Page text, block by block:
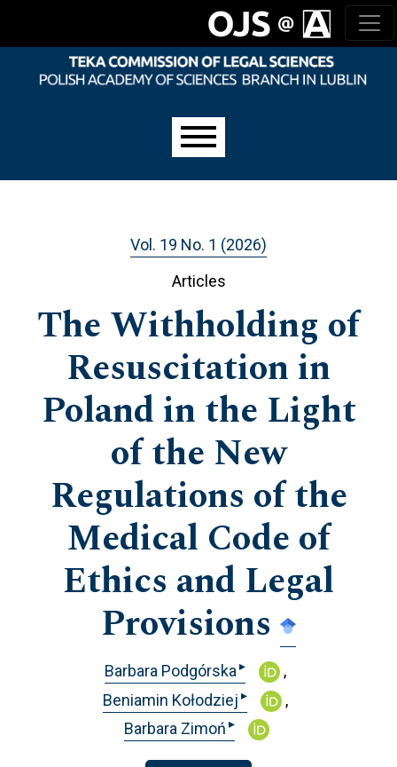
Vol. 19 No. 1 (2026)
Articles
The Withholding of
Resuscitation in
Poland in the Light
of the New
Regulations of the
Medical Code of
Ethics and Legal
Provisions
Barbara Podgórska ▸
Beniamin Kołodziej ▸
Barbara Zimoń ▸